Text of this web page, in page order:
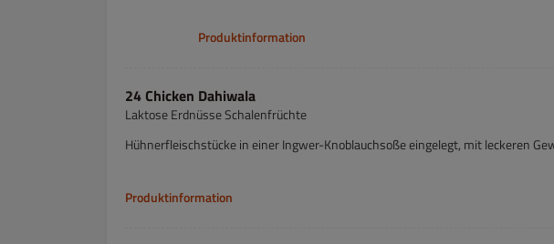
Produktinformation
24 Chicken Dahiwala
Laktose Erdnüsse Schalenfrüchte
Hühnerfleischstücke in einer Ingwer-Knoblauchsoße eingelegt, mit leckeren
Produktinformation